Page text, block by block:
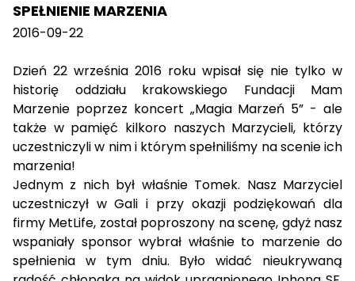
SPEŁNIENIE MARZENIA
2016-09-22
Dzień 22 września 2016 roku wpisał się nie tylko w
historię oddziału krakowskiego Fundacji Mam
Marzenie poprzez koncert „Magia Marzeń 5” - ale
także w pamięć kilkoro naszych Marzycieli, którzy
uczestniczyli w nim i którym spełniliśmy na scenie ich
marzenia!
Jednym z nich był właśnie Tomek. Nasz Marzyciel
uczestniczył w Gali i przy okazji podziękowań dla
firmy MetLife, został poproszony na scenę, gdyż nasz
wspaniały sponsor wybrał właśnie to marzenie do
spełnienia w tym dniu. Było widać nieukrywaną